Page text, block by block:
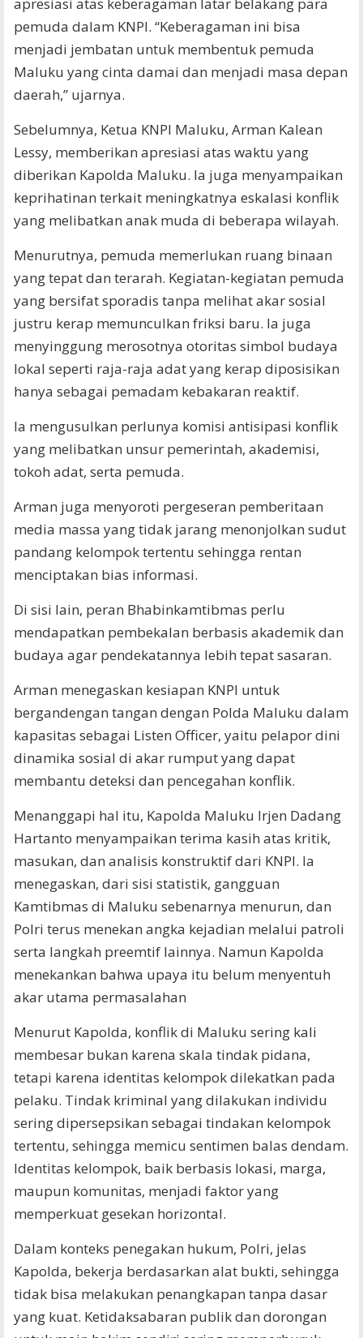
pemuda dalam KNPI. “Keberagaman ini bisa
menjadi jembatan untuk membentuk pemuda
Maluku yang cinta damai dan menjadi masa depan
daerah,” ujarnya.
Sebelumnya, Ketua KNPI Maluku, Arman Kalean
Lessy, memberikan apresiasi atas waktu yang
diberikan Kapolda Maluku. Ia juga menyampaikan
keprihatinan terkait meningkatnya eskalasi konflik
yang melibatkan anak muda di beberapa wilayah.
Menurutnya, pemuda memerlukan ruang binaan
yang tepat dan terarah. Kegiatan-kegiatan pemuda
yang bersifat sporadis tanpa melihat akar sosial
justru kerap memunculkan friksi baru. Ia juga
menyinggung merosotnya otoritas simbol budaya
lokal seperti raja-raja adat yang kerap diposisikan
hanya sebagai pemadam kebakaran reaktif.
Ia mengusulkan perlunya komisi antisipasi konflik
yang melibatkan unsur pemerintah, akademisi,
tokoh adat, serta pemuda.
Arman juga menyoroti pergeseran pemberitaan
media massa yang tidak jarang menonjolkan sudut
pandang kelompok tertentu sehingga rentan
menciptakan bias informasi.
Di sisi lain, peran Bhabinkamtibmas perlu
mendapatkan pembekalan berbasis akademik dan
budaya agar pendekatannya lebih tepat sasaran.
Arman menegaskan kesiapan KNPI untuk
bergandengan tangan dengan Polda Maluku dalam
kapasitas sebagai Listen Officer, yaitu pelapor dini
dinamika sosial di akar rumput yang dapat
membantu deteksi dan pencegahan konflik.
Menanggapi hal itu, Kapolda Maluku Irjen Dadang
Hartanto menyampaikan terima kasih atas kritik,
masukan, dan analisis konstruktif dari KNPI. Ia
menegaskan, dari sisi statistik, gangguan
Kamtibmas di Maluku sebenarnya menurun, dan
Polri terus menekan angka kejadian melalui patroli
serta langkah preemtif lainnya. Namun Kapolda
menekankan bahwa upaya itu belum menyentuh
akar utama permasalahan
Menurut Kapolda, konflik di Maluku sering kali
membesar bukan karena skala tindak pidana,
tetapi karena identitas kelompok dilekatkan pada
pelaku. Tindak kriminal yang dilakukan individu
sering dipersepsikan sebagai tindakan kelompok
tertentu, sehingga memicu sentimen balas dendam.
Identitas kelompok, baik berbasis lokasi, marga,
maupun komunitas, menjadi faktor yang
memperkuat gesekan horizontal.
Dalam konteks penegakan hukum, Polri, jelas
Kapolda, bekerja berdasarkan alat bukti, sehingga
tidak bisa melakukan penangkapan tanpa dasar
yang kuat. Ketidaksabaran publik dan dorongan